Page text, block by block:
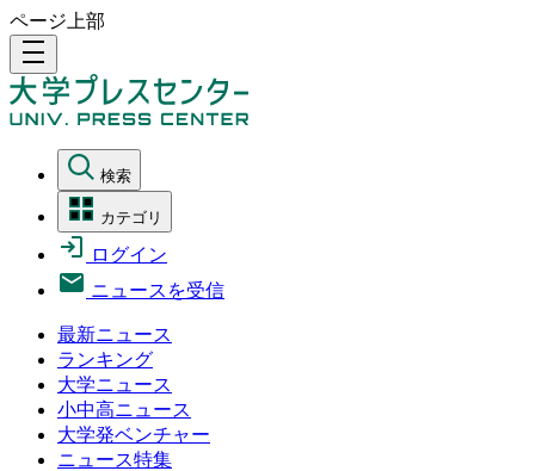
ページ上部
density_medium
検索
カテゴリ
ログイン
ニュースを受信
最新ニュース
ランキング
大学ニュース
小中高ニュース
大学発ベンチャー
ニュース特集